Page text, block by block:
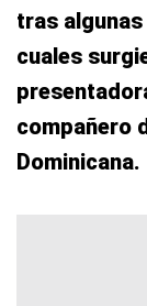
tras
cuales
compañero
Dominicana.